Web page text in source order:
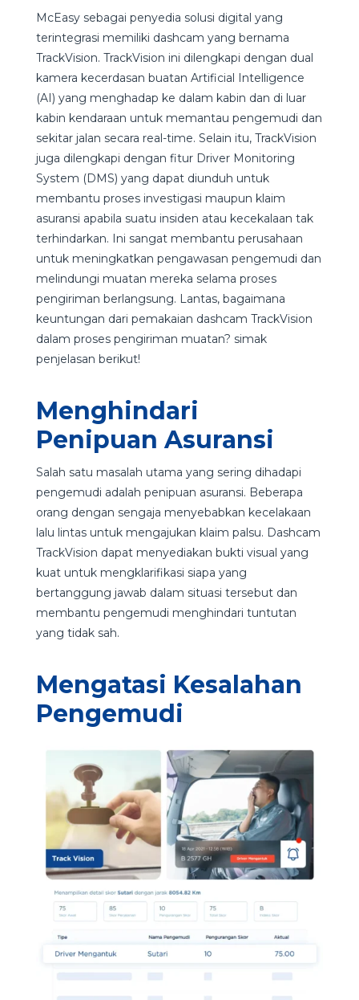
McEasy sebagai penyedia solusi digital yang
terintegrasi memiliki dashcam yang bernama
TrackVision. TrackVision ini dilengkapi dengan dual
kamera kecerdasan buatan Artificial Intelligence
(AI) yang menghadap ke dalam kabin dan di luar
kabin kendaraan untuk memantau pengemudi dan
sekitar jalan secara real-time. Selain itu, TrackVision
juga dilengkapi dengan fitur Driver Monitoring
System (DMS) yang dapat diunduh untuk
membantu proses investigasi maupun klaim
asuransi apabila suatu insiden atau kecekalaan tak
terhindarkan. Ini sangat membantu perusahaan
untuk meningkatkan pengawasan pengemudi dan
melindungi muatan mereka selama proses
pengiriman berlangsung. Lantas, bagaimana
keuntungan dari pemakaian dashcam TrackVision
dalam proses pengiriman muatan? simak
penjelasan berikut!
Menghindari
Penipuan Asuransi
Salah satu masalah utama yang sering dihadapi
pengemudi adalah penipuan asuransi. Beberapa
orang dengan sengaja menyebabkan kecelakaan
lalu lintas untuk mengajukan klaim palsu. Dashcam
TrackVision dapat menyediakan bukti visual yang
kuat untuk mengklarifikasi siapa yang
bertanggung jawab dalam situasi tersebut dan
membantu pengemudi menghindari tuntutan
yang tidak sah.
Mengatasi Kesalahan
Pengemudi